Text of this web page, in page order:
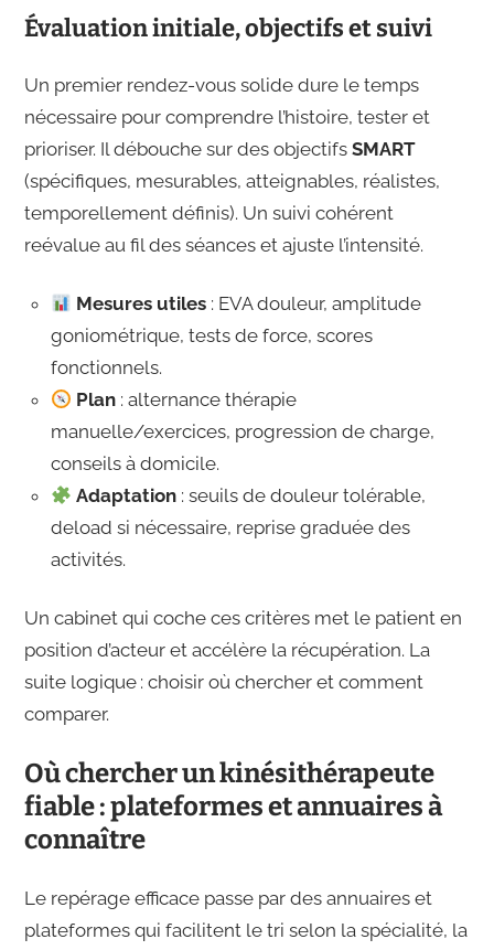
Évaluation initiale, objectifs et suivi
Un premier rendez-vous solide dure le temps
nécessaire pour comprendre l’histoire, tester et
prioriser. Il débouche sur des objectifs SMART
(spécifiques, mesurables, atteignables, réalistes,
temporellement définis). Un suivi cohérent
reévalue au fil des séances et ajuste l’intensité.
Mesures utiles: EVA douleur, amplitude
goniométrique, tests de force, scores
fonctionnels.
Plan: alternance thérapie
manuelle/exercices, progression de charge,
conseils à domicile.
Adaptation: seuils de douleur tolérable,
deload si nécessaire, reprise graduée des
activités.
Un cabinet qui coche ces critères met le patient en
position d’acteur et accélère la récupération. La
suite logique : choisir où chercher et comment
comparer.
Où chercher un kinésithérapeute
fiable : plateformes et annuaires à
connaître
Le repérage efficace passe par des annuaires et
plateformes qui facilitent le tri selon la spécialité, la